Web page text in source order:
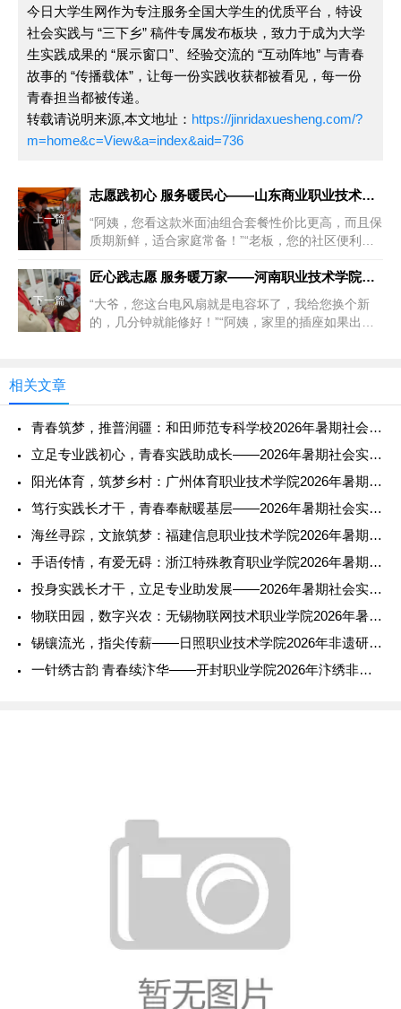
今日大学生网作为专注服务全国大学生的优质平台，特设
社会实践与 “三下乡” 稿件专属发布板块，致力于成为大学
生实践成果的 “展示窗口”、经验交流的 “互动阵地” 与青春
故事的 “传播载体”，让每一份实践收获都被看见，每一份
青春担当都被传递。
转载请说明来源,本文地址： https://jinridaxuesheng.com/?
m=home&c=View&a=index&aid=736
上一篇
志愿践初心 服务暖民心——山东商业职业技术学院志愿者社区帮扶
“阿姨，您看这款米面油组合套餐性价比更高，而且保
质期新鲜，适合家庭常备！”“老板，您的社区便利店
下一篇
匠心践志愿 服务暖万家——河南职业技术学院志愿者社区家电维修
“大爷，您这台电风扇就是电容坏了，我给您换个新
的，几分钟就能修好！”“阿姨，家里的插座如果出现
相关文章
青春筑梦，推普润疆：和田师范专科学校2026年暑期社会实践纪
立足专业践初心，青春实践助成长——2026年暑期社会实践报告
阳光体育，筑梦乡村：广州体育职业技术学院2026年暑期社会实
笃行实践长才干，青春奉献暖基层——2026年暑期社会实践报告
海丝寻踪，文旅筑梦：福建信息职业技术学院2026年暑期社会实
手语传情，有爱无碍：浙江特殊教育职业学院2026年暑期社会实
投身实践长才干，立足专业助发展——2026年暑期社会实践报告
物联田园，数字兴农：无锡物联网技术职业学院2026年暑期社会
锡镶流光，指尖传薪——日照职业技术学院2026年非遗研学实践
一针绣古韵 青春续汴华——开封职业学院2026年汴绣非遗传承